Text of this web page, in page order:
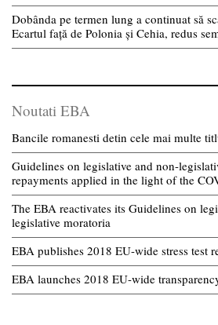
Dobânda pe termen lung a continuat să
Ecartul față de Polonia și Cehia, redus
Noutati EBA
Bancile romanesti detin cele mai multe
Guidelines on legislative and non-
repayments applied in the light of the
The EBA reactivates its Guidelines on
legislative moratoria
EBA publishes 2018 EU-wide stress test
EBA launches 2018 EU-wide